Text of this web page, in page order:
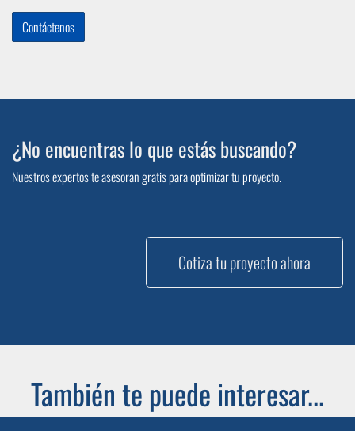
Contáctenos
¿No encuentras lo que estás buscando?
Nuestros expertos te asesoran gratis para optimizar tu proyecto.
Cotiza tu proyecto ahora
También te puede interesar...